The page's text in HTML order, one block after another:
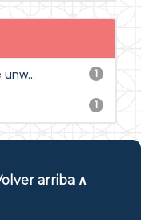
1
1
arriba ∧